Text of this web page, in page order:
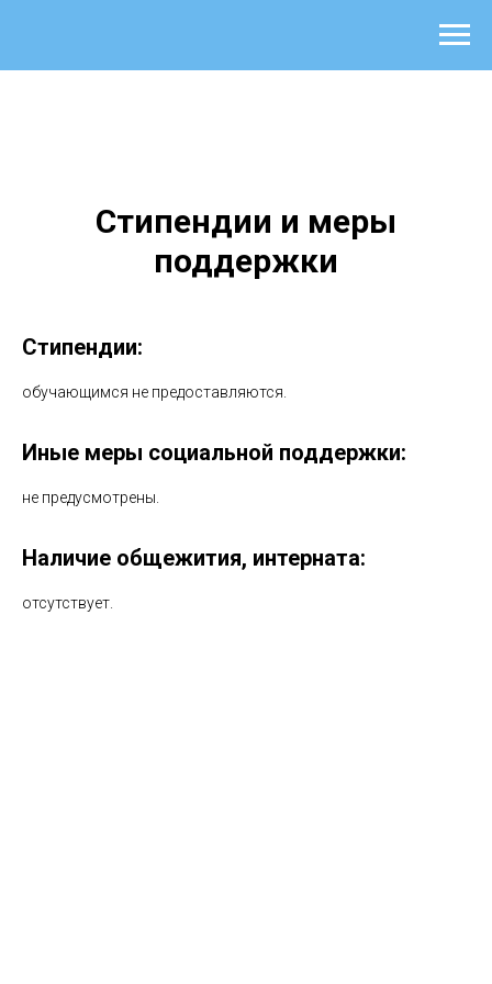
Стипендии и меры
поддержки
Стипендии:
обучающимся не предоставляются.
Иные меры социальной поддержки:
не предусмотрены.
Наличие общежития, интерната:
отсутствует.